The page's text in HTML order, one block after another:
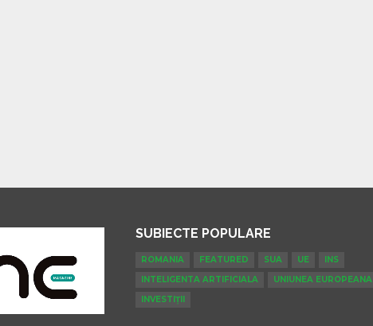
SUBIECTE POPULARE
ROMANIA FEATURED SUA UE
INS
INTELIGENTA ARTIFICIALA
UNIUNEA EUROPEANA
INVESTIȚII